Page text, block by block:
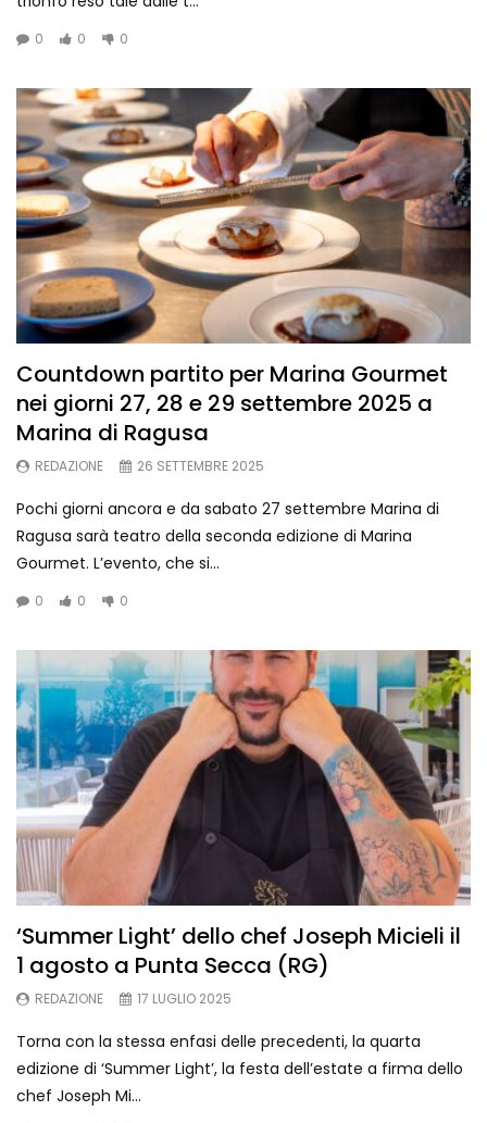
0 0 0
Countdown partito per Marina Gourmet
nei giorni 27, 28 e 29 settembre 2025 a
Marina di Ragusa
REDAZIONE 26 SETTEMBRE 2025
Pochi giorni ancora e da sabato 27 settembre Marina di
Ragusa sarà teatro della seconda edizione di Marina
Gourmet. L’evento, che si...
0 0 0
‘Summer Light’ dello chef Joseph Micieli il
1 agosto a Punta Secca (RG)
REDAZIONE 17 LUGLIO 2025
Torna con la stessa enfasi delle precedenti, la quarta
edizione di ‘Summer Light’, la festa dell’estate a firma dello
chef Joseph Mi...